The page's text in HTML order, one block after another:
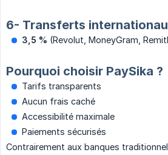
6- Transferts
3,5 % (Revolut, MoneyGram,
Pourquoi choisir PaySika ?
Tarifs transparents
Aucun frais caché
Accessibilité maximale
Paiements sécurisés
Contrairement aux banques